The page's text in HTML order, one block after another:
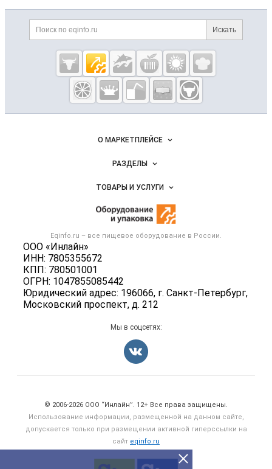
Дополнительная информация
Поиск по сайту и
Искать
Cсылки на полезные проекты
Eqinfo.ru —
пищевое
оборудование
и упаковка
Важные разделы и контакты
Eqinfo.ru – все пищевое оборудование в России.
ООО «Инлайн»
ИНН: 7805355672
КПП: 780501001
ОГРН: 1047855085442
Юридический адрес: 196066, г. Санкт-Петербург,
Московский проспект, д. 212
Навигация по сайтуО МАРКЕТПЛЕЙСЕ
Новости Eqinfo.ru
Размещение рекламы
Публичная оферта
Контактная информация
Политика обработки персональных данных
РАЗДЕЛЫ
Объявления
Вакансии
Блог
ТОВАРЫ И УСЛУГИ
Оборудование для пищепрома
Тара и упаковка
Б/у оборудование
Информация о компаниях
Добавить объявление
Карта объявлений
Мы в соцсетях:
© 2006‑2026 ООО “Инлайн”. 12+ Все права защищены.
Использование информации, размещенной на данном сайте,
допускается только при размещении активной гиперссылки на
сайт eqinfo.ru